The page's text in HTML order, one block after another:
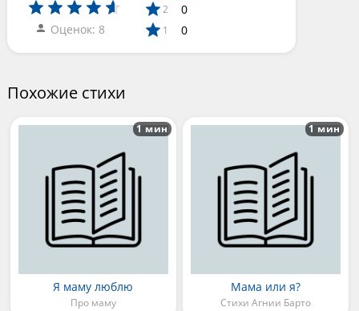
Оценок: 8
2 0
1 0
Похожие стихи
Я маму люблю
Про маму
1 мин
Мама или я?
Стихи Агнии Барто
1 мин